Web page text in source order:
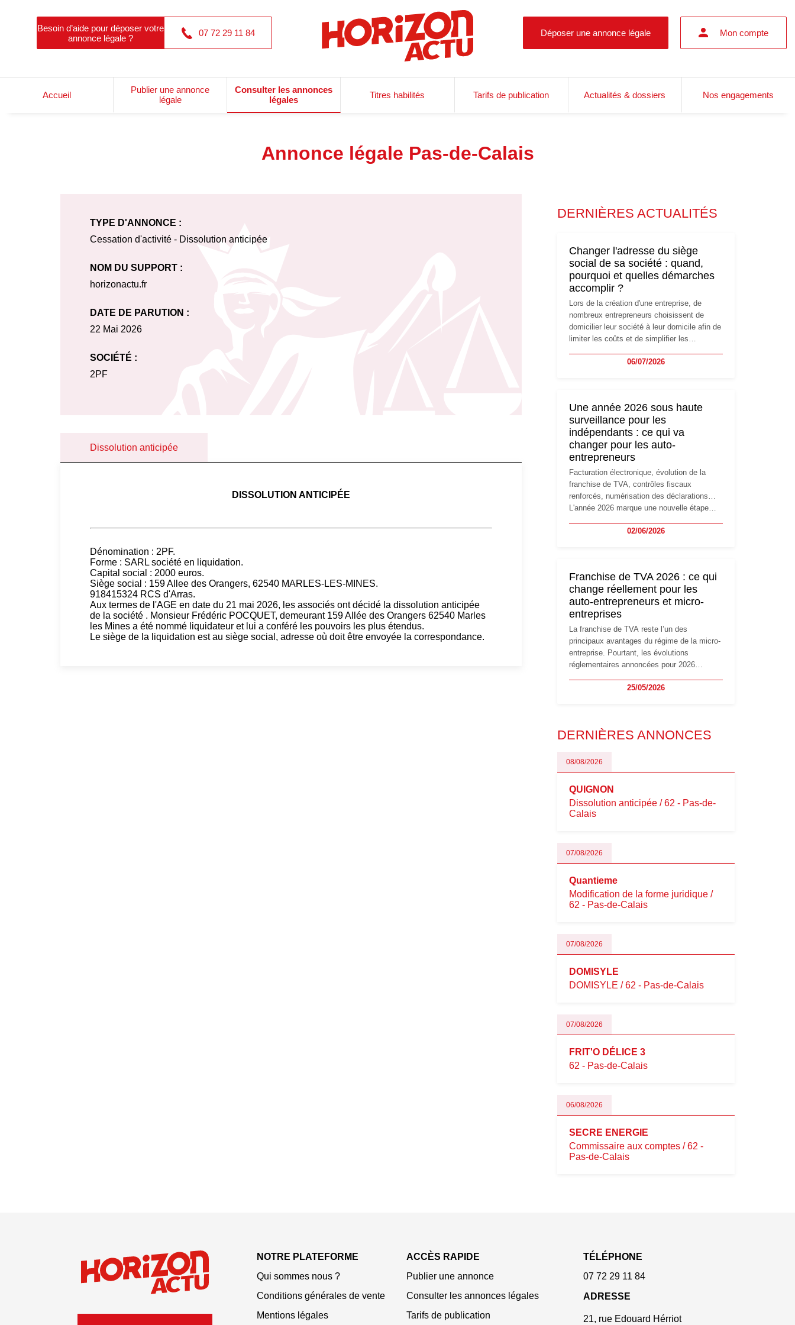
Besoin d’aide pour déposer votre
annonce légale ?
07 72 29 11 84 Déposer une annonce légale Mon compte
Accueil
Publier une annonce
légale
Consulter les annonces
légales
Titres habilités Tarifs de publication Actualités & dossiers Nos engagements
Annonce légale Pas-de-Calais
TYPE D'ANNONCE :
Cessation d'activité - Dissolution anticipée
NOM DU SUPPORT :
horizonactu.fr
DATE DE PARUTION :
22 Mai 2026
SOCIÉTÉ :
2PF
Dissolution anticipée
DISSOLUTION ANTICIPÉE
Dénomination : 2PF.
Forme : SARL société en liquidation.
Capital social : 2000 euros.
Siège social : 159 Allee des Orangers, 62540 MARLES-LES-MINES.
918415324 RCS d'Arras.
Aux termes de l'AGE en date du 21 mai 2026, les associés ont décidé la dissolution anticipée
de la société . Monsieur Frédéric POCQUET, demeurant 159 Allée des Orangers 62540 Marles
les Mines a été nommé liquidateur et lui a conféré les pouvoirs les plus étendus.
Le siège de la liquidation est au siège social, adresse où doit être envoyée la correspondance.
DERNIÈRES ACTUALITÉS
Changer l'adresse du siège
social de sa société : quand,
pourquoi et quelles démarches
accomplir ?
Lors de la création d'une entreprise, de
nombreux entrepreneurs choisissent de
domicilier leur société à leur domicile afin de
limiter les coûts et de simplifier les
l'activité, cette solution peut rapidement
siège social répond souvent à une nouvelle
étape de la vie de l'entreprise et implique
plusieurs formalités obligatoires.
06/07/2026
Une année 2026 sous haute
surveillance pour les
indépendants : ce qui va
changer pour les auto-
entrepreneurs
Facturation électronique, évolution de la
franchise de TVA, contrôles fiscaux
renforcés, numérisation des déclarations…
L'année 2026 marque une nouvelle étape
travailleurs indépendants. Si le régime de la
réglementaire plus exigeant. Décryptage des
principaux changements et des précautions
à prendre pour éviter les mauvaises
surprises.
02/06/2026
Franchise de TVA 2026 : ce qui
change réellement pour les
auto-entrepreneurs et micro-
entreprises
La franchise de TVA reste l’un des
principaux avantages du régime de la micro-
entreprise. Pourtant, les évolutions
réglementaires annoncées pour 2026
les auto-entrepreneurs, artisans et
évoluent dans un contexte de contrôle
oblige les indépendants à rester
particulièrement vigilants.
25/05/2026
DERNIÈRES ANNONCES
08/08/2026
QUIGNON
Dissolution anticipée / 62 - Pas-de-
Calais
07/08/2026
Quantieme
Modification de la forme juridique /
62 - Pas-de-Calais
07/08/2026
DOMISYLE
DOMISYLE / 62 - Pas-de-Calais
07/08/2026
FRIT'O DÉLICE 3
62 - Pas-de-Calais
06/08/2026
SECRE ENERGIE
Commissaire aux comptes / 62 -
Pas-de-Calais
NOTRE PLATEFORME
Qui sommes nous ?
Conditions générales de vente
Mentions légales
ACCÈS RAPIDE
Publier une annonce
Consulter les annonces légales
Tarifs de publication
TÉLÉPHONE
07 72 29 11 84
ADRESSE
21, rue Edouard Hérriot